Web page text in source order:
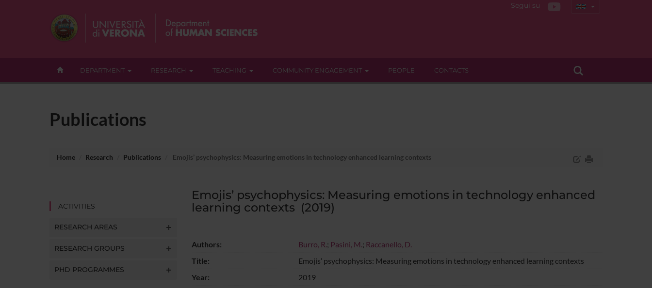
Segui su
DEPARTMENT RESEARCH TEACHING COMMUNITY ENGAGEMENT PEOPLE CONTACTS
Publications
Home Research Publications Emojis’ psychophysics: Measuring emotions in technology enhanced learning contexts
ACTIVITIES
RESEARCH AREAS
RESEARCH GROUPS
PHD PROGRAMMES
Emojis’ psychophysics: Measuring emotions in technology enhanced
learning contexts (2019)
Authors: Burro, R.; Pasini, M.; Raccanello, D.
Title:
Emojis’ psychophysics: Measuring emotions in technology enhanced learning contexts
Year:
2019